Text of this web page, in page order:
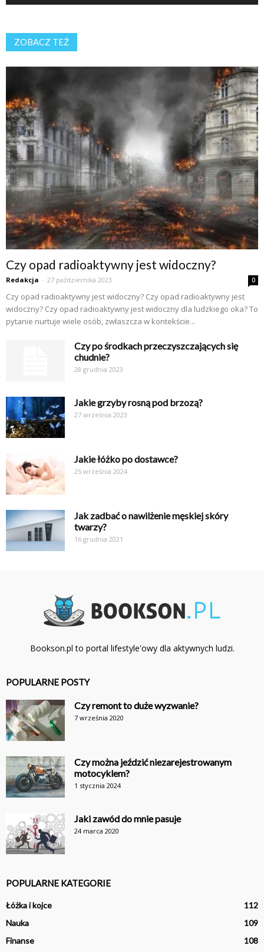
ZOBACZ TEŻ
Czy opad radioaktywny jest widoczny?
Redakcja - 27 października 2023 0
Czy opad radioaktywny jest widoczny? Czy opad radioaktywny jest
widoczny? Czy opad radioaktywny jest widoczny dla ludzkiego oka? To
pytanie nurtuje wiele osób, zwłaszcza w kontekście...
Czy po środkach przeczyszczających się
chudnie?
28 grudnia 2023
Jakie grzyby rosną pod brzozą?
27 września 2023
Jakie łóżko po dostawce?
25 września 2024
Jak zadbać o nawilżenie męskiej skóry
twarzy?
16 grudnia 2021
Bookson.pl to portal lifestyle'owy dla aktywnych ludzi.
POPULARNE POSTY
Czy remont to duże wyzwanie?
7 września 2020
Czy można jeździć niezarejestrowanym
motocyklem?
1 stycznia 2024
Jaki zawód do mnie pasuje
24 marca 2020
POPULARNE KATEGORIE
Łóżka i kojce
112
Nauka
109
Finanse
108